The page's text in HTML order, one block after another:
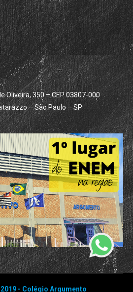
Oliveira, 350 – CEP 03807-000
– São Paulo – SP
- Colégio Argumento